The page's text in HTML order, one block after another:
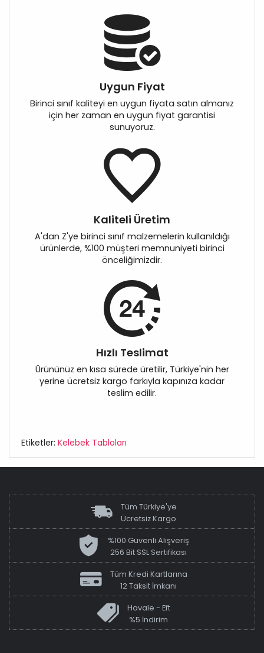
Uygun Fiyat
Birinci sınıf kaliteyi en uygun fiyata satın almanız
için her zaman en uygun fiyat garantisi
sunuyoruz.
Kaliteli Üretim
A'dan Z'ye birinci sınıf malzemelerin kullanıldığı
ürünlerde, %100 müşteri memnuniyeti birinci
önceliğimizdir.
Hızlı Teslimat
Ürününüz en kısa sürede üretilir, Türkiye'nin her
yerine ücretsiz kargo farkıyla kapınıza kadar
teslim edilir.
Etiketler: Kelebek Tabloları
Tüm Türkiye'ye
Ücretsiz Kargo
%100 Güvenli Alışveriş
256 Bit SSL Sertifikası
Tüm Kredi Kartlarına
12 Taksit İmkanı
Havale - Eft
%5 İndirim